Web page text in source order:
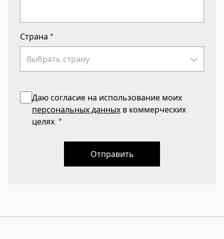
Страна *
Даю согласие на использование моих
персональных данных в коммерческих
целях. *
Отправить